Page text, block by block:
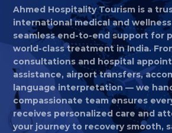
Ahmed Hospitality Tourism is a
international medical and
seamless end-to-end support for
world-class treatment in India.
consultations and hospital
assistance, airport transfers,
language interpretation — we
compassionate team ensures
receives personalized care and
your journey to recovery smooth,